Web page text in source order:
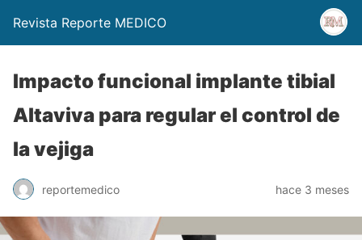
Revista Reporte MEDICO
Impacto funcional implante tibial
Altaviva para regular el control de
la vejiga
reportemedico hace 3 meses